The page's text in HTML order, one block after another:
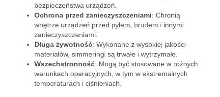
bezpieczeństwa urządzeń.
Ochrona przed zanieczyszczeniami: Chronią
wnętrze urządzeń przed pyłem, brudem i innymi
zanieczyszczeniami.
Długa żywotność: Wykonane z wysokiej jakości
materiałów, simmeringi są trwałe i wytrzymałe.
Wszechstronność: Mogą być stosowane w różnych
warunkach operacyjnych, w tym w ekstremalnych
temperaturach i ciśnieniach.